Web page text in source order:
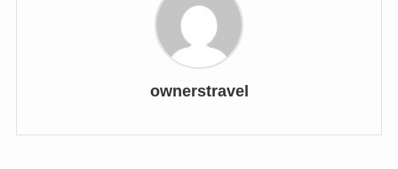
ownerstravel